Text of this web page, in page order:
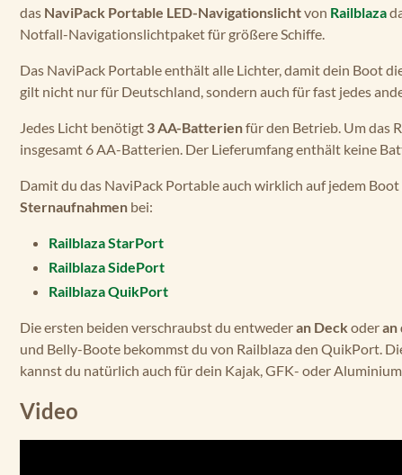
das NaviPack Portable LED-Navigationslichtvon Railblaza
Notfall-Navigationslichtpaket für größere Schiffe.
Das NaviPack Portable enthält alle Lichter, damit dein Boot
gilt nicht nur für Deutschland, sondern auch für fast jedes
Jedes Licht benötigt 3 AA-Batterienfür den Betrieb. Um das
insgesamt 6 AA-Batterien. Der Lieferumfang enthält keine
Damit du das NaviPack Portable auch wirklich auf jedem
Sternaufnahmen bei:
Railblaza StarPort
Railblaza SidePort
Railblaza QuikPort
Die ersten beiden verschraubst du entwederan Deckoderan
und Belly-Boote bekommst du von Railblaza den QuikPort.
kannst du natürlich auch für dein Kajak, GFK- oder
Video